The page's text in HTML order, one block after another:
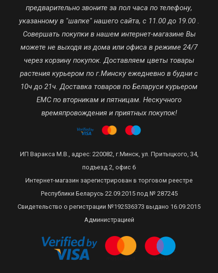
предварительно звоните за пол часа по телефону,
указанному в "шапке" нашего сайта, с 11.00 до 19.00 .
Совершать покупки в нашем интернет-магазине Вы
можете не выходя из дома или офиса в режиме 24/7
через корзину покупок. Доставляем цветы товары
растения курьером по г.Минску ежедневно в будни с
10ч до 21ч. Доставка товаров по Беларуси курьером
ЕМС по вторникам и пятницам. Нескучного
времяпровождения и приятных покупок!
ИП Варакса М.В., адрес: 220082, г.Минск, ул. Притыцкого, 34,
подъезд 2, офис 6
Интернет-магазин зарегистрирован в торговом реестре
Республики Беларусь 22.09.2015 под № 287245
Свидетельство о регистрации №192536373 выдано 16.09.2015
Администрацией